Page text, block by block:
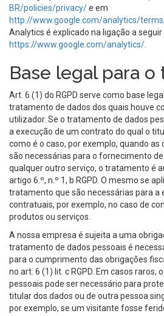
BR/policies/privacy/e em
http://www.google.com/analytics/
Analytics é explicado na ligação a seguir
https://www.google.com/analytics/
Base legal para
Art. 6 (1) do RGPD serve como base
tratamento de dados dos quais houve
utilizador. Se o tratamento de dados
a execução de um contrato do qual o
como é o caso, por exemplo, quando
são necessárias para o fornecimento
qualquer outro serviço, o tratamento é
artigo 6.º, n.º 1, b RGPD. O mesmo se
tratamento que são necessárias para a
contratuais, por exemplo, no caso de
produtos ou serviços.
A nossa empresa é sujeita a uma
tratamento de dados pessoais é
para o cumprimento das obrigações
no art. 6 (1) lit. c RGPD. Em casos raros,
pessoais pode ser necessário para
titular dos dados ou de outra pessoa
por exemplo, se um visitante fosse